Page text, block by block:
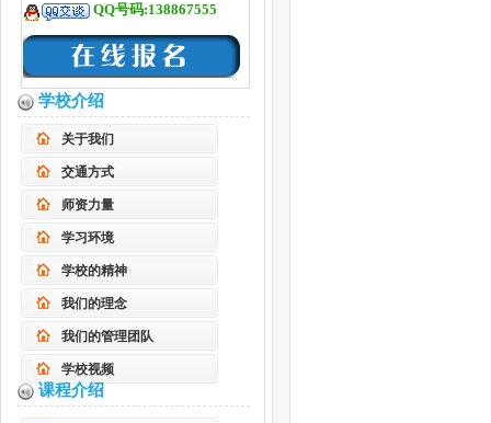
QQ号码:138867555
学校介绍
关于我们
交通方式
师资力量
学习环境
学校的精神
我们的理念
我们的管理团队
学校视频
课程介绍